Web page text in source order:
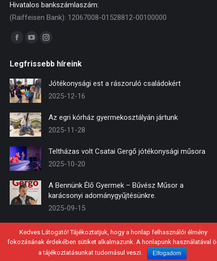
Hivatalos bankszámlaszám:
(Raiffeisen Bank): 12067008-01528812-00100000
Find us on:
Facebook
opens
in
new
YouTube
opens
in
new
Instagram
opens
new
Legfrissebb híreink
Jótékonysági est a rászoruló családokért
2025-12-16
Az egri kórház gyermekosztályán jártunk
2025-11-28
Teltházas volt Csatai Gergő jótékonysági műsora
2025-10-20
A Bennünk Élő Gyermek – Bűvész Műsor a
karácsonyi adománygyűjtésünkre.
2025-09-15
© 2021 - Mosolykommandó Közhasznú Alapítvány
Kedves Látogató! Tájékoztatjuk, hogy a honlap felhasználói élmény
fokozásának érdekében sütiket alkalmazunk. A honlapunk használatával
a tájékoztatásunkat tudomásul veszi.
Elfogadom